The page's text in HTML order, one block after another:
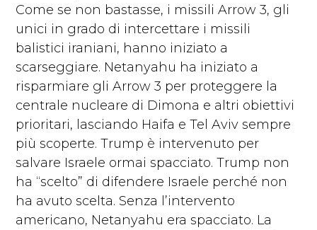
Come se non bastasse, i missili Arrow 3, gli
unici in grado di intercettare i missili
balistici iraniani, hanno iniziato a
scarseggiare. Netanyahu ha iniziato a
risparmiare gli Arrow 3 per proteggere la
centrale nucleare di Dimona e altri obiettivi
prioritari, lasciando Haifa e Tel Aviv sempre
più scoperte. Trump è intervenuto per
salvare Israele ormai spacciato. Trump non
ha “scelto” di difendere Israele perché non
ha avuto scelta. Senza l’intervento
americano, Netanyahu era spacciato. La